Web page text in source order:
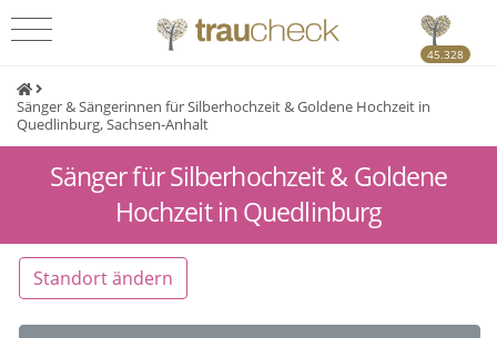
45.328
Sänger & Sängerinnen für Silberhochzeit & Goldene Hochzeit in
Quedlinburg, Sachsen-Anhalt
Sänger für Silberhochzeit & Goldene
Hochzeit in Quedlinburg
Standort ändern